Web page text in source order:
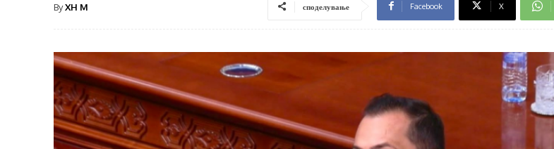
ByXH M споделување Facebook X